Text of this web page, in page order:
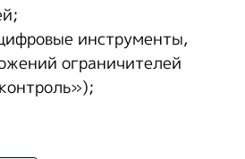
инструменты,
ограничителей